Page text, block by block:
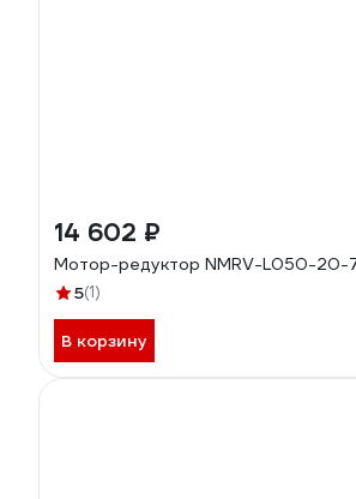
14 602 ₽
Мотор-редуктор NMRV-L050-
5(1)
В корзину